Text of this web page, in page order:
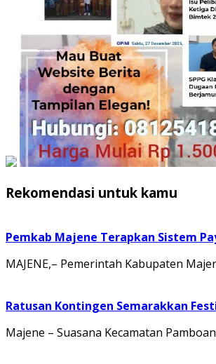
Rekomendasi untuk kamu
Pemkab Majene Terapkan Sistem
MAJENE,– Pemerintah Kabupaten
Ratusan Kontingen Semarakkan
Majene – Suasana Kecamatan